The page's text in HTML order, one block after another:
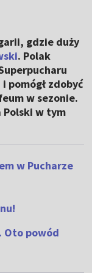
gdzie duży
. Polak
pomógł zdobyć
w sezonie.
Polski w tym
w Pucharze
Oto powód